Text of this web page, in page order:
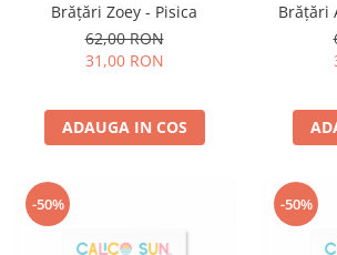
Brățări Zoey - Pisica
62,00 RON
31,00 RON
ADAUGA IN COS
Brățări
-50% -50%